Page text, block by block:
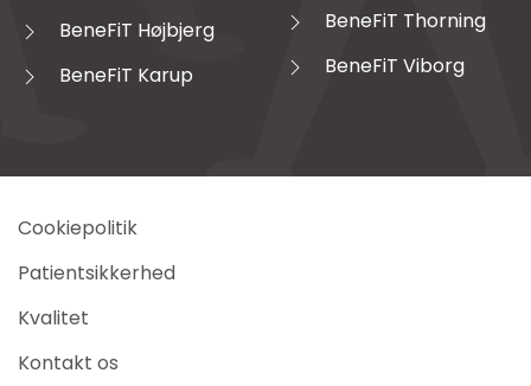
BeneFiT Højbjerg
BeneFiT Karup
BeneFiT Thorning
BeneFiT Viborg
Cookiepolitik
Patientsikkerhed
Kvalitet
Kontakt os